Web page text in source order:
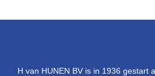
H van HUNEN BV is in 1936 gestart